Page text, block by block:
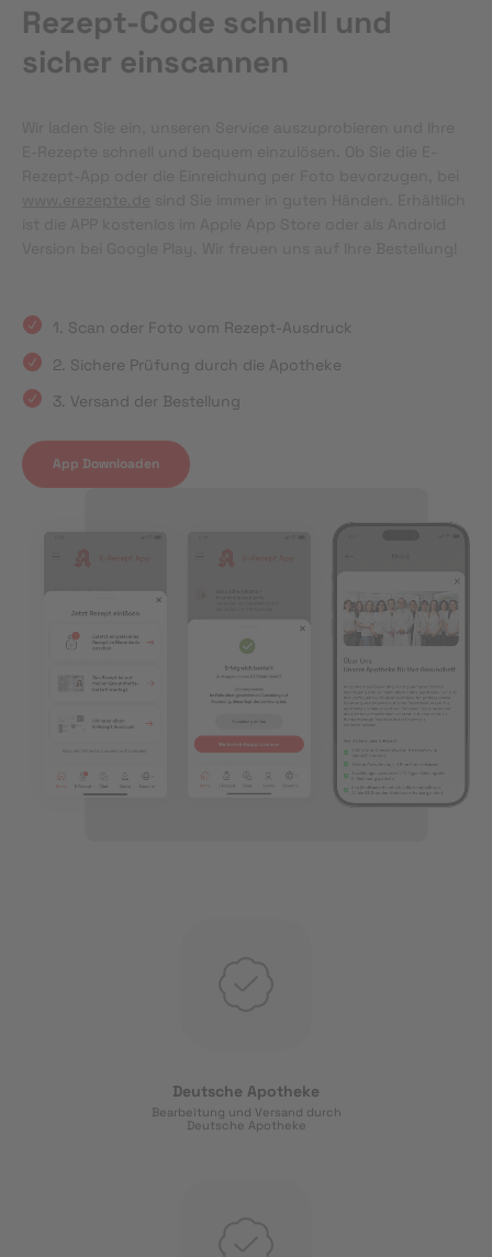
Rezept-Code schnell und
sicher einscannen
1. Scan oder Foto vom Rezept-Ausdruck
2. Sichere Prüfung durch die Apotheke
3. Versand der Bestellung
App Downloaden
Deutsche Apotheke
Bearbeitung und Versand durch
Deutsche Apotheke